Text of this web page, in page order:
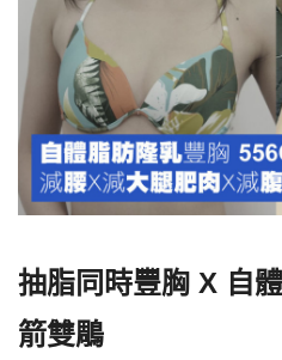
抽脂同時豐胸 X 自
箭雙鵰